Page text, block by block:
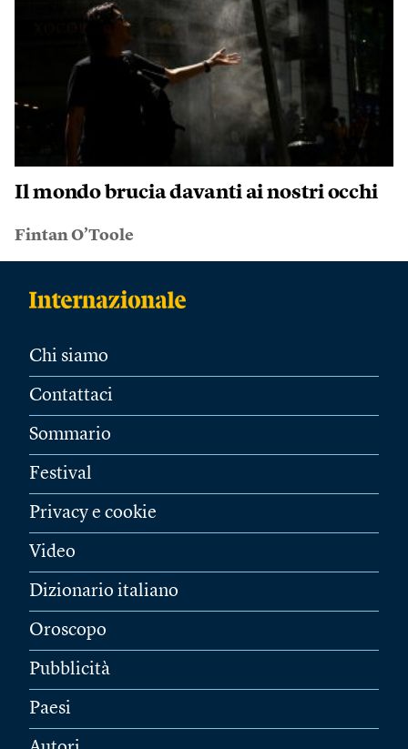
Il mondo brucia davanti ai nostri occhi
Fintan O’Toole
Chi siamo
Contattaci
Sommario
Festival
Privacy e cookie
Video
Dizionario italiano
Oroscopo
Pubblicità
Paesi